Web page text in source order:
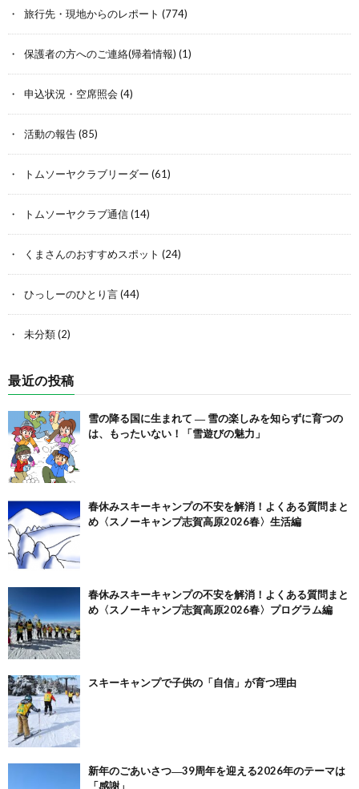
旅行先・現地からのレポート (774)
保護者の方へのご連絡(帰着情報) (1)
申込状況・空席照会 (4)
活動の報告(85)
トムソーヤクラブリーダー (61)
トムソーヤクラブ通信(14)
くまさんのおすすめスポット (24)
ひっしーのひとり言(44)
未分類(2)
最近の投稿
雪の降る国に生まれて ― 雪の楽しみを知らずに育つの
は、もったいない！「雪遊びの魅力」
春休みスキーキャンプの不安を解消！よくある質問まと
め〈スノーキャンプ志賀高原2026春〉生活編
春休みスキーキャンプの不安を解消！よくある質問まと
め〈スノーキャンプ志賀高原2026春〉プログラム編
スキーキャンプで子供の「自信」が育つ理由
新年のごあいさつ―39周年を迎える2026年のテーマは
「感謝」